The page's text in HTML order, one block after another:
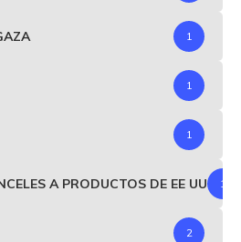
1
1
1
A PRODUCTOS DE EE UU 1
2